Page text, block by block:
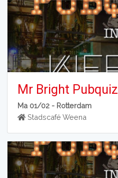
Mr Bright Pubquiz
Ma 01/02 - Rotterdam
Stadscafé Weena